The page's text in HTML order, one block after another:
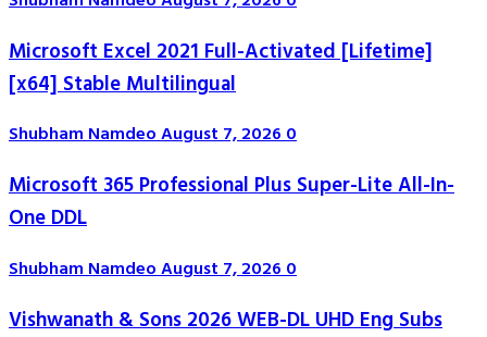
Microsoft Excel 2021 Full-Activated [Lifetime]
[x64] Stable Multilingual
Shubham NamdeoAugust 7, 20260
Microsoft 365 Professional Plus Super-Lite All-In-
One DDL
Shubham NamdeoAugust 7, 20260
Vishwanath & Sons 2026 WEB-DL UHD Eng Subs